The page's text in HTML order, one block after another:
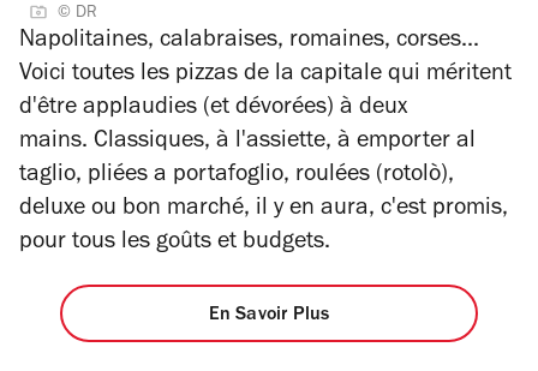
sur
4
© DR
Napolitaines, calabraises, romaines, corses...
Voici toutes les pizzas de la capitale qui méritent
d'être applaudies (et dévorées) à deux
mains. Classiques, à l'assiette, à emporter al
taglio, pliées a portafoglio, roulées (rotolò),
deluxe ou bon marché, il y en aura, c'est promis,
pour tous les goûts et budgets.
En Savoir Plus